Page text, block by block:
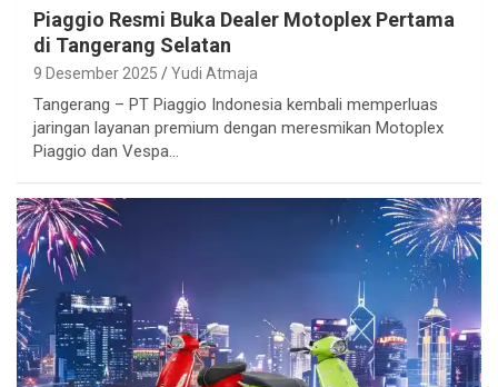
Piaggio Resmi Buka Dealer Motoplex Pertama
di Tangerang Selatan
9 Desember 2025 Yudi Atmaja
Tangerang – PT Piaggio Indonesia kembali memperluas
jaringan layanan premium dengan meresmikan Motoplex
Piaggio dan Vespa…